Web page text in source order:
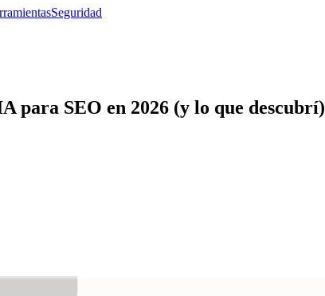
Seguridad
para SEO en 2026 (y lo que descubrí)